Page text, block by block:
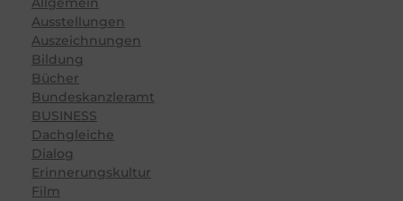
Ausstellungen
Auszeichnungen
Bildung
Bücher
Bundeskanzleramt
BUSINESS
Dachgleiche
Dialog
Erinnerungskultur
Film